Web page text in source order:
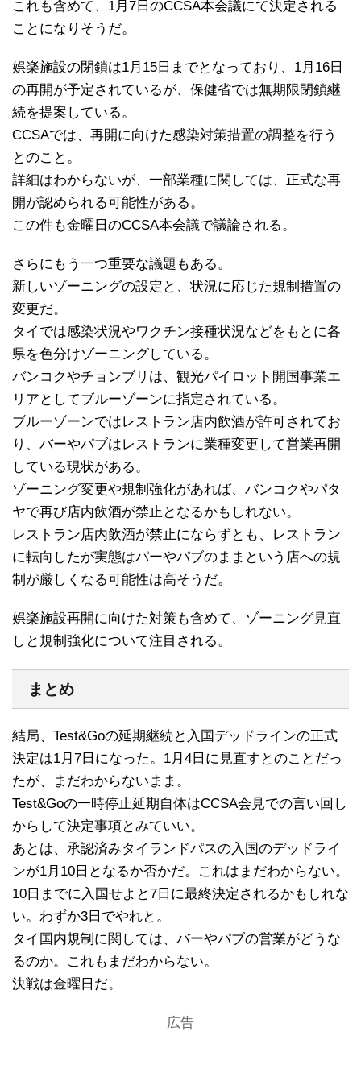
これも含めて、1月7日のCCSA本会議にて決定される
ことになりそうだ。
娯楽施設の閉鎖は1月15日までとなっており、1月16日
の再開が予定されているが、保健省では無期限閉鎖継
続を提案している。
CCSAでは、再開に向けた感染対策措置の調整を行う
とのこと。
詳細はわからないが、一部業種に関しては、正式な再
開が認められる可能性がある。
この件も金曜日のCCSA本会議で議論される。
さらにもう一つ重要な議題もある。
新しいゾーニングの設定と、状況に応じた規制措置の
変更だ。
タイでは感染状況やワクチン接種状況などをもとに各
県を色分けゾーニングしている。
バンコクやチョンブリは、観光パイロット開国事業エ
リアとしてブルーゾーンに指定されている。
ブルーゾーンではレストラン店内飲酒が許可されてお
り、バーやパブはレストランに業種変更して営業再開
している現状がある。
ゾーニング変更や規制強化があれば、バンコクやパタ
ヤで再び店内飲酒が禁止となるかもしれない。
レストラン店内飲酒が禁止にならずとも、レストラン
に転向したが実態はパーやパブのままという店への規
制が厳しくなる可能性は高そうだ。
娯楽施設再開に向けた対策も含めて、ゾーニング見直
しと規制強化について注目される。
まとめ
結局、Test&Goの延期継続と入国デッドラインの正式
決定は1月7日になった。1月4日に見直すとのことだっ
たが、まだわからないまま。
Test&Goの一時停止延期自体はCCSA会見での言い回し
からして決定事項とみていい。
あとは、承認済みタイランドパスの入国のデッドライ
ンが1月10日となるか否かだ。これはまだわからない。
10日までに入国せよと7日に最終決定されるかもしれな
い。わずか3日でやれと。
タイ国内規制に関しては、バーやパブの営業がどうな
るのか。これもまだわからない。
決戦は金曜日だ。
広告